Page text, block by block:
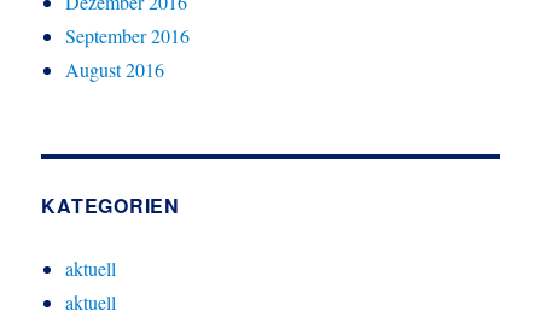
September 2016
August 2016
KATEGORIEN
aktuell
aktuell